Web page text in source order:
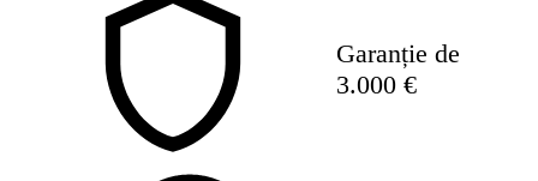
Garanție de
3.000 €